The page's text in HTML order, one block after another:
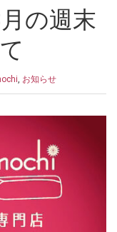
の週末
, お知らせ